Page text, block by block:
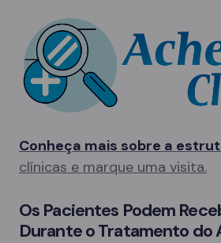
Conheça mais sobre a
clínicas e marque uma visita.
Os Pacientes Podem
Durante o Tratamento do